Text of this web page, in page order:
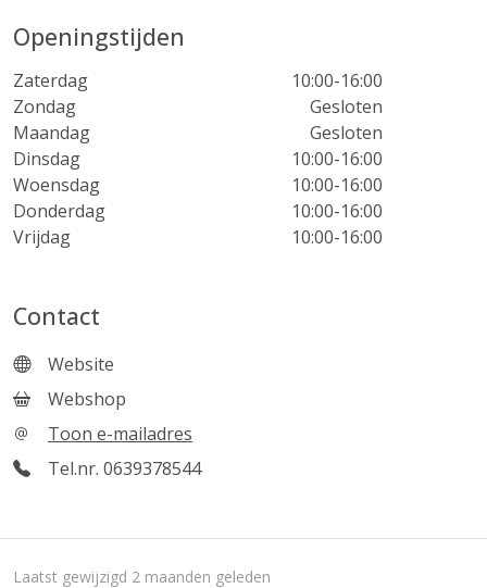
Openingstijden
Zaterdag
10:00-16:00
Zondag
Gesloten
Maandag
Gesloten
Dinsdag
10:00-16:00
Woensdag
10:00-16:00
Donderdag
10:00-16:00
Vrijdag
10:00-16:00
Contact
Website
Webshop
Toon e-mailadres
Tel.nr. 0639378544
Laatst gewijzigd 2 maanden geleden